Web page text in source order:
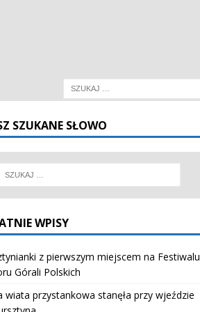
SZUKANE SŁOWO
WPISY
z pierwszym miejscem na Festiwalu
Górali Polskich
wiata przystankowa stanęła przy wjeździe